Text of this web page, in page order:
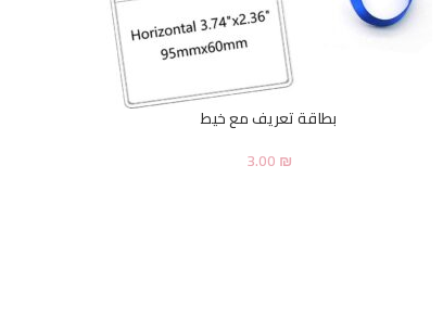
بطاقة تعريف مع خيط
3.00₪